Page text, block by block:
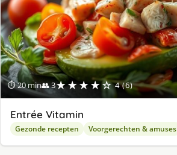
⏱ 20 min👥 3★★★★☆ 4 (6)
Entrée Vitamin
Gezonde recepten Voorgerechten & amuses